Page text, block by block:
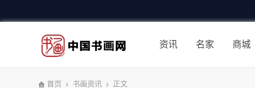
资讯 名家 商城
首页 书画资讯 正文